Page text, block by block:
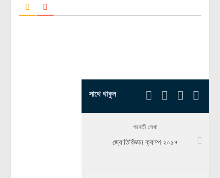
সাথে থাকুন
পরবর্তী লেখা
জ্যোতির্বিজ্ঞান ক্যাম্প ২০১৭